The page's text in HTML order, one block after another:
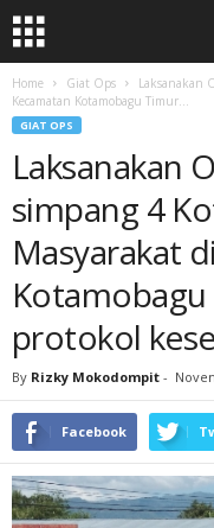
Home Giat Ops
Laksanakan
Kecamatan Kotamobagu Timur...
GIAT OPS
Laksanakan
simpang 4
Masyarakat
protokol
By Rizky Mokodompit -
Facebook